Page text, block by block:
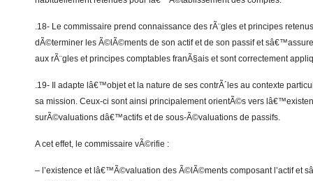
.18- Le commissaire prend connaissance des rÃ¨gles et principes
dÃ©terminer les Ã©lÃ©ments de son actif et de son passif et
aux rÃ¨gles et principes comptables franÃ§ais et sont correctement
.19- Il adapte lâ€™objet et la nature de ses contrÃ´les au contexte
sa mission. Ceux-ci sont ainsi principalement orientÃ©s vers
surÃ©valuations dâ€™actifs et de sous-Ã©valuations de passifs.
A cet effet, le commissaire vÃ©rifie :
– l’existence et lâ€™Ã©valuation des Ã©lÃ©ments composant l’actif et